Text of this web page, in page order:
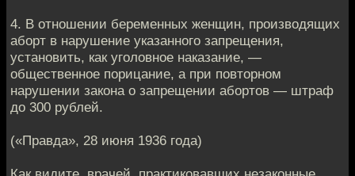
4. В отношении беременных женщин, производящих
аборт в нарушение указанного запрещения,
установить, как уголовное наказание, —
общественное порицание, а при повторном
нарушении закона о запрещении абортов — штраф
до 300 рублей.
(«Правда», 28 июня 1936 года)